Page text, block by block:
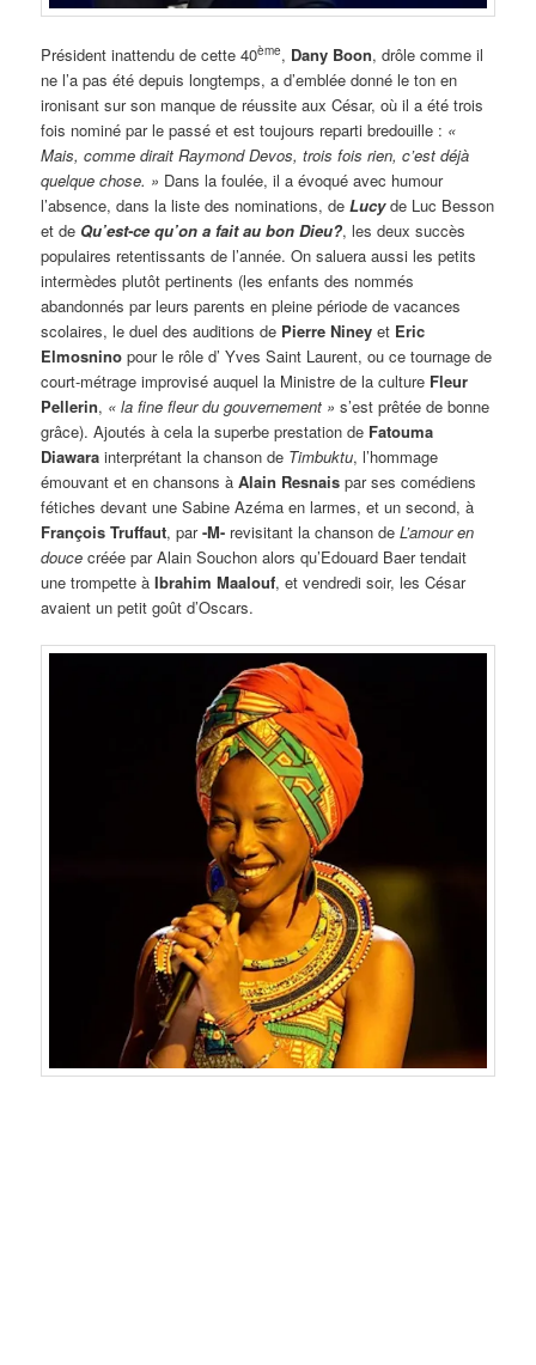
Président inattendu de cette 40ème, Dany Boon, drôle comme il
ne l’a pas été depuis longtemps, a d’emblée donné le ton en
ironisant sur son manque de réussite aux César, où il a été trois
fois nominé par le passé et est toujours reparti bredouille : «
Mais, comme dirait Raymond Devos, trois fois rien, c’est déjà
quelque chose. » Dans la foulée, il a évoqué avec humour
l’absence, dans la liste des nominations, de Lucyde Luc Besson
et de Qu’est-ce qu’on a fait au bon Dieu?, les deux succès
populaires retentissants de l’année. On saluera aussi les petits
intermèdes plutôt pertinents (les enfants des nommés
abandonnés par leurs parents en pleine période de vacances
scolaires, le duel des auditions de Pierre Niney et Eric
Elmosnino pour le rôle d’ Yves Saint Laurent, ou ce tournage de
court-métrage improvisé auquel la Ministre de la culture Fleur
Pellerin, « la fine fleur du gouvernement » s’est prêtée de bonne
grâce). Ajoutés à cela la superbe prestation de Fatouma
Diawara interprétant la chanson de Timbuktu, l’hommage
émouvant et en chansons àAlain Resnais par ses comédiens
fétiches devant une Sabine Azéma en larmes, et un second, à
François Truffaut, par-M- revisitant la chanson deL’amour en
douce créée par Alain Souchon alors qu’Edouard Baer tendait
une trompette àIbrahim Maalouf, et vendredi soir, les César
avaient un petit goût d’Oscars.